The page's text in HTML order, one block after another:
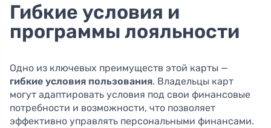
Гибкие условия и
программы лояльности
Одно из ключевых преимуществ этой карты —
гибкие условия пользования. Владельцы карт
могут адаптировать условия под свои финансовые
потребности и возможности, что позволяет
эффективно управлять персональными финансами.